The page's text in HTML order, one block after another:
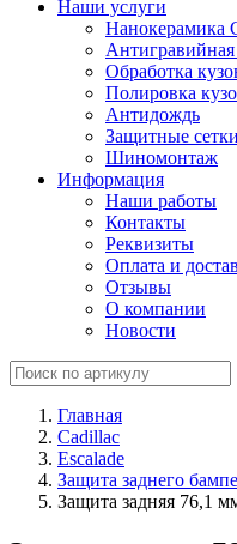
Наши услуги
Нанокерамика
Антигравийная
Обработка
Полировка
Антидождь
Защитные
Шиномонтаж
Информация
Наши работы
Контакты
Реквизиты
Оплата и
Отзывы
О компании
Новости
Главная
Cadillac
Escalade
Защита заднего
Защита задняя 76,1